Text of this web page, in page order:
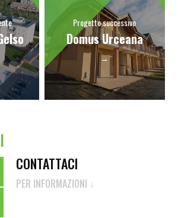
Progetto successivo
Domus Urceana
→
CONTATTACI
PER INFORMAZIONI ↓